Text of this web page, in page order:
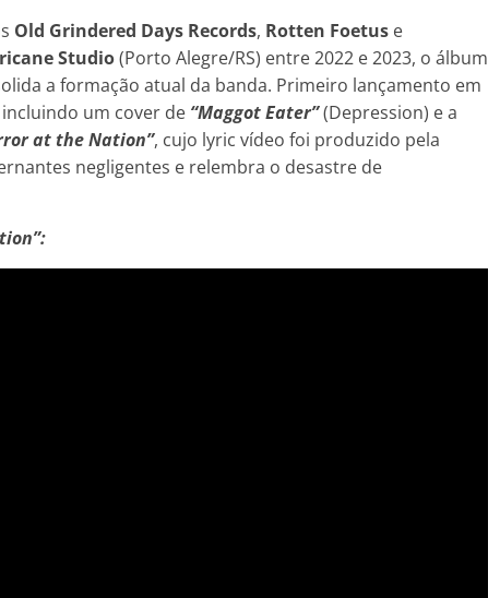
Old Grindered Days Records, Rotten Foetus e
Studio(Porto Alegre/RS) entre 2022 e 2023, o álbum
a formação atual da banda. Primeiro lançamento em
um cover de “Maggot Eater”(Depression) e a
at the Nation”, cujo lyric vídeo foi produzido pela
negligentes e relembra o desastre de